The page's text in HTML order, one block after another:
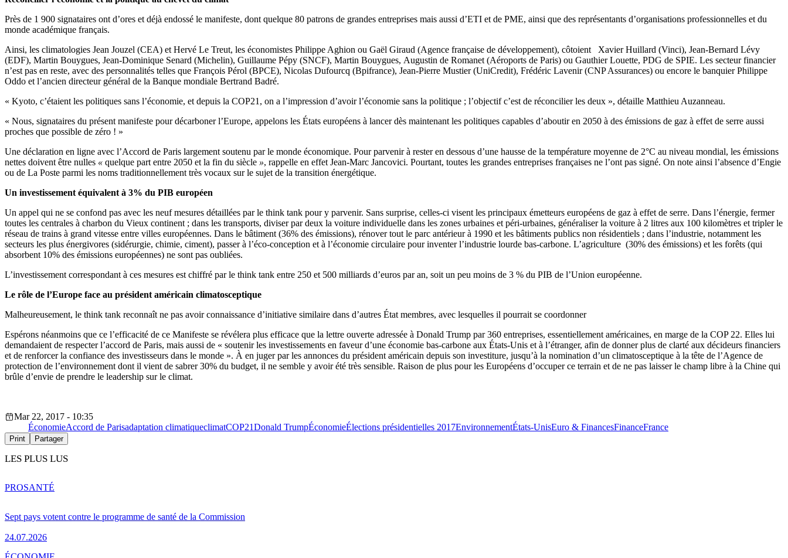
Près de 1 900 signataires ont d’ores et déjà endossé le manifeste, dont quelque 80 patrons de grandes entreprises mais aussi d’ETI et de PME, ainsi que des représentants d’organisations professionnelles et du
monde académique français.
Ainsi, les climatologies Jean Jouzel (CEA) et Hervé Le Treut, les économistes Philippe Aghion ou Gaël Giraud (Agence française de développement), côtoient Xavier Huillard (Vinci), Jean-Bernard Lévy
(EDF), Martin Bouygues, Jean-Dominique Senard (Michelin), Guillaume Pépy (SNCF), Martin Bouygues, Augustin de Romanet (Aéroports de Paris) ou Gauthier Louette, PDG de SPIE. Les secteur financier
n’est pas en reste, avec des personnalités telles que François Pérol (BPCE), Nicolas Dufourcq (Bpifrance), Jean-Pierre Mustier (UniCredit), Frédéric Lavenir (CNP Assurances) ou encore le banquier Philippe
Oddo et l’ancien directeur général de la Banque mondiale Bertrand Badré.
« Kyoto, c’étaient les politiques sans l’économie, et depuis la COP21, on a l’impression d’avoir l’économie sans la politique ; l’objectif c’est de réconcilier les deux », détaille Matthieu Auzanneau.
« Nous, signataires du présent manifeste pour décarboner l’Europe, appelons les États européens à lancer dès maintenant les politiques capables d’aboutir en 2050 à des émissions de gaz à effet de serre aussi
proches que possible de zéro ! »
Une déclaration en ligne avec l’Accord de Paris largement soutenu par le monde économique. Pour parvenir à rester en dessous d’une hausse de la température moyenne de 2°C au niveau mondial, les émissions
nettes doivent être nulles « quelque part entre 2050 et la fin du siècle », rappelle en effet Jean-Marc Jancovici. Pourtant, toutes les grandes entreprises françaises ne l’ont pas signé. On note ainsi l’absence d’Engie
ou de La Poste parmi les noms traditionnellement très vocaux sur le sujet de la transition énergétique.
Un investissement équivalent à 3% du PIB européen
Un appel qui ne se confond pas avec les neuf mesures détaillées par le think tank pour y parvenir. Sans surprise, celles-ci visent les principaux émetteurs européens de gaz à effet de serre. Dans l’énergie, fermer
toutes les centrales à charbon du Vieux continent ; dans les transports, diviser par deux la voiture individuelle dans les zones urbaines et péri-urbaines, généraliser la voiture à 2 litres aux 100 kilomètres et tripler le
réseau de trains à grand vitesse entre villes européennes. Dans le bâtiment (36% des émissions), rénover tout le parc antérieur à 1990 et les bâtiments publics non résidentiels ; dans l’industrie, notamment les
secteurs les plus énergivores (sidérurgie, chimie, ciment), passer à l’éco-conception et à l’économie circulaire pour inventer l’industrie lourde bas-carbone. L’agriculture (30% des émissions) et les forêts (qui
absorbent 10% des émissions européennes) ne sont pas oubliées.
L’investissement correspondant à ces mesures est chiffré par le think tank entre 250 et 500 milliards d’euros par an, soit un peu moins de 3 % du PIB de l’Union européenne.
Le rôle de l’Europe face au président américain climatosceptique
Malheureusement, le think tank reconnaît ne pas avoir connaissance d’initiative similaire dans d’autres État membres, avec lesquelles il pourrait se coordonner
Espérons néanmoins que ce l’efficacité de ce Manifeste se révélera plus efficace que la lettre ouverte adressée à Donald Trump par 360 entreprises, essentiellement américaines, en marge de la COP 22. Elles lui
demandaient de respecter l’accord de Paris, mais aussi de « soutenir les investissements en faveur d’une économie bas-carbone aux États-Unis et à l’étranger, afin de donner plus de clarté aux décideurs financiers
et de renforcer la confiance des investisseurs dans le monde ». À en juger par les annonces du président américain depuis son investiture, jusqu’à la nomination d’un climatosceptique à la tête de l’Agence de
protection de l’environnement dont il vient de sabrer 30% du budget, il ne semble y avoir été très sensible. Raison de plus pour les Européens d’occuper ce terrain et de ne pas laisser le champ libre à la Chine qui
brûle d’envie de prendre le leadership sur le climat.
Mar 22, 2017 - 10:35
ÉconomieAccord de Parisadaptation climatiqueclimatCOP21Donald TrumpÉconomieÉlections présidentielles 2017EnvironnementÉtats-UnisEuro & FinancesFinanceFrance
Print Partager
LES PLUS LUS
Sept pays votent contre le programme de santé de la Commission
24.07.2026
PROSANTÉ